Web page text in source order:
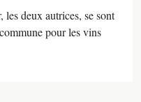
deux autrices, se sont
pour les vins